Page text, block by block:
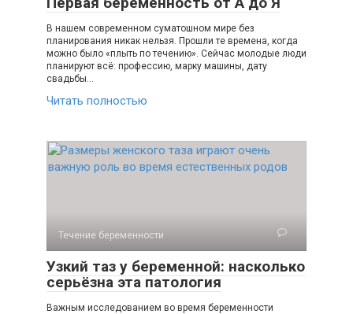
В нашем современном суматошном мире без
планирования никак нельзя. Прошли те времена, когда
можно было «плыть по течению». Сейчас молодые люди
планируют всё: профессию, марку машины, дату
свадьбы…
Читать полностью
Течение беременности
Узкий таз у беременной: насколько
серьёзна эта патология
Важным исследованием во время беременности